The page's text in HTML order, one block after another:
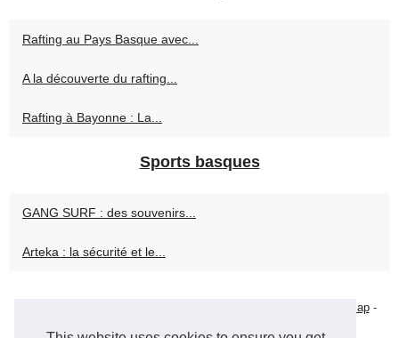
Rafting au Pays Basque avec...
A la découverte du rafting...
Rafting à Bayonne : La...
Sports basques
GANG SURF : des souvenirs...
Arteka : la sécurité et le...
Web Map-